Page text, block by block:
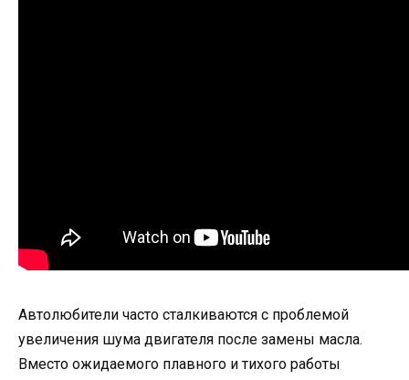
Автолюбители часто сталкиваются с проблемой
увеличения шума двигателя после замены масла.
Вместо ожидаемого плавного и тихого работы